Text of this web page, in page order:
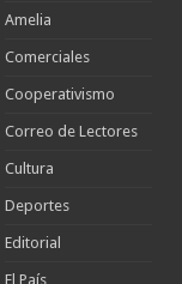
Amelia
Comerciales
Cooperativismo
Correo de Lectores
Cultura
Deportes
Editorial
El País